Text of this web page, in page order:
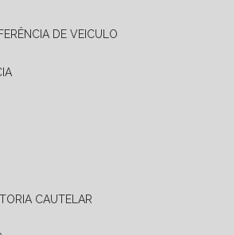
DE VEICULO
CAUTELAR